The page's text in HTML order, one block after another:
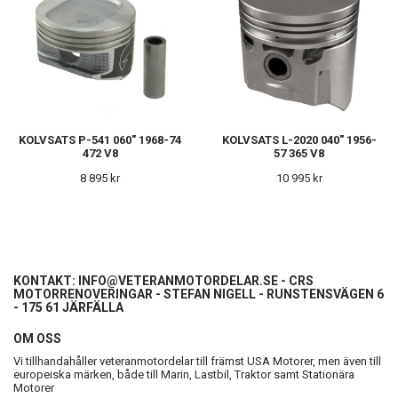
KOLVSATS P-541 060" 1968-74
472 V8
8 895 kr
KOLVSATS L-2020 040" 1956-
57 365 V8
10 995 kr
KONTAKT: INFO@VETERANMOTORDELAR.SE - CRS
MOTORRENOVERINGAR - STEFAN NIGELL - RUNSTENSVÄGEN 6
- 175 61 JÄRFÄLLA
OM OSS
Vi tillhandahåller veteranmotordelar till främst USA Motorer, men även till
europeiska märken, både till Marin, Lastbil, Traktor samt Stationära
Motorer